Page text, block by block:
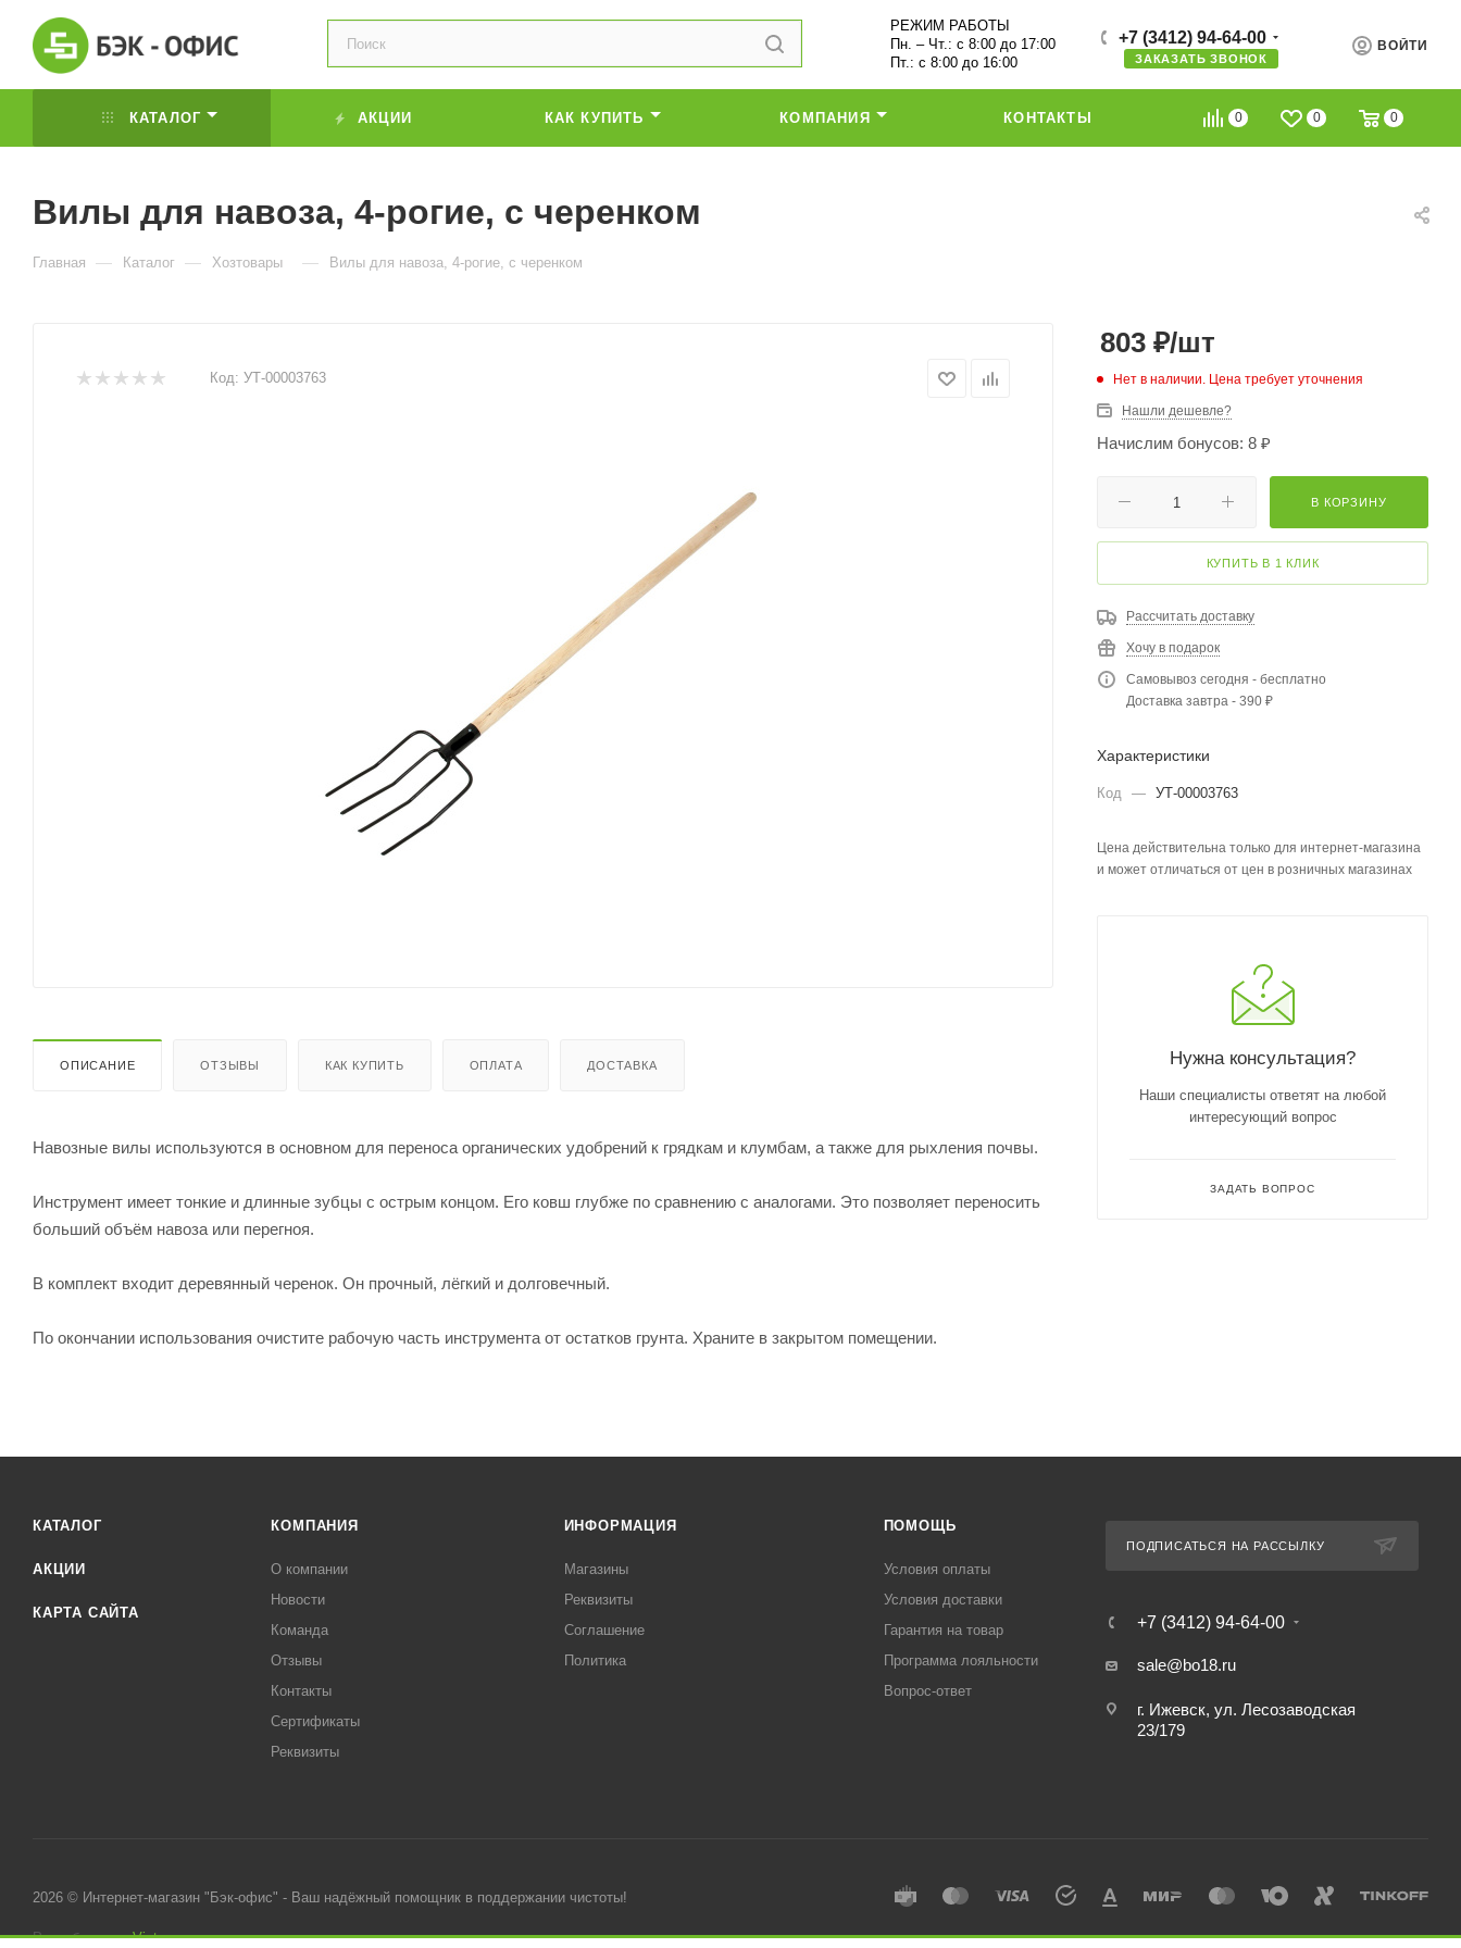
ВОЙТИ
РЕЖИМ РАБОТЫ
Пн. – Чт.: с 8:00 до 17:00
Пт.: с 8:00 до 16:00
+7 (3412) 94-64-00
ЗАКАЗАТЬ ЗВОНОК
0 0 0
КАТАЛОГ АКЦИИ КАК КУПИТЬ КОМПАНИЯ КОНТАКТЫ
Вилы для навоза, 4-рогие, с черенком
Главная — Каталог — Хозтовары — Вилы для навоза, 4-рогие, с черенком
Код: УТ-00003763
ОПИСАНИЕ ОТЗЫВЫ КАК КУПИТЬ ОПЛАТА ДОСТАВКА
Навозные вилы используются в основном для переноса органических удобрений к грядкам и клумбам, а также для рыхления почвы.
Инструмент имеет тонкие и длинные зубцы с острым концом. Его ковш глубже по сравнению с аналогами. Это позволяет переносить
больший объём навоза или перегноя.
В комплект входит деревянный черенок. Он прочный, лёгкий и долговечный.
По окончании использования очистите рабочую часть инструмента от остатков грунта. Храните в закрытом помещении.
803 ₽/шт
Нет в наличии. Цена требует уточнения
Нашли дешевле?
Начислим бонусов: 8 ₽
В КОРЗИНУ
КУПИТЬ В 1 КЛИК
Рассчитать доставку
Хочу в подарок
Самовывоз сегодня - бесплатно
Доставка завтра - 390 ₽
Характеристики
Код — УТ-00003763
Цена действительна только для интернет-магазина
и может отличаться от цен в розничных магазинах
Нужна консультация?
Наши специалисты ответят на любой
интересующий вопрос
ЗАДАТЬ ВОПРОС
КАТАЛОГ
АКЦИИ
КАРТА САЙТА
КОМПАНИЯ
О компании
Новости
Команда
Отзывы
Контакты
Сертификаты
Реквизиты
ИНФОРМАЦИЯ
Магазины
Реквизиты
Соглашение
Политика
ПОМОЩЬ
Условия оплаты
Условия доставки
Гарантия на товар
Программа лояльности
Вопрос-ответ
ПОДПИСАТЬСЯ НА РАССЫЛКУ
+7 (3412) 94-64-00
sale@bo18.ru
г. Ижевск, ул. Лесозаводская
23/179
2026 © Интернет-магазин "Бэк-офис" - Ваш надёжный помощник в поддержании чистоты!
Разработано вVictory